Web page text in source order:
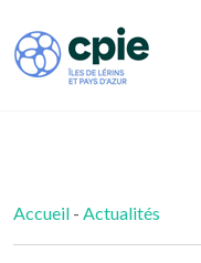
Accueil - Actualités